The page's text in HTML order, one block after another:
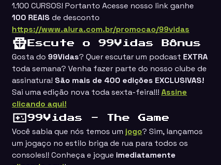
1.100 CURSOS! Portanto Acesse nosso link ganhe
100 REAIS de desconto
https://www.alura.com.br/promocao/99vidas
Escute o 99Vidas Bônus
Gosta do 99Vidas? Quer escutar um podcast EXTRA
toda semana? Venha fazer parte do nosso clube de
assinatura! São mais de 400 edições EXCLUSIVAS!
Sai uma edição nova toda sexta-feira!!! Assine
clicando aqui!
99Vidas - The Game
Você sabia que nós temos um jogo? Sim, lançamos
um jogaço no estilo briga de rua para todos os
consoles!! Conheça e jogue imediatamente